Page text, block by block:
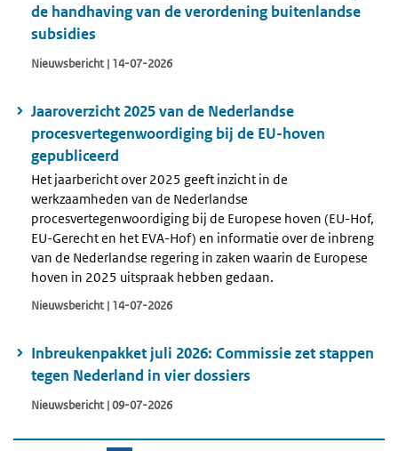
de handhaving van de verordening buitenlandse
subsidies
Nieuwsbericht | 14-07-2026
Jaaroverzicht 2025 van de Nederlandse
procesvertegenwoordiging bij de EU-hoven
gepubliceerd
Het jaarbericht over 2025 geeft inzicht in de
werkzaamheden van de Nederlandse
procesvertegenwoordiging bij de Europese hoven (EU-Hof,
EU-Gerecht en het EVA-Hof) en informatie over de inbreng
van de Nederlandse regering in zaken waarin de Europese
hoven in 2025 uitspraak hebben gedaan.
Nieuwsbericht | 14-07-2026
Inbreukenpakket juli 2026: Commissie zet stappen
tegen Nederland in vier dossiers
Nieuwsbericht | 09-07-2026